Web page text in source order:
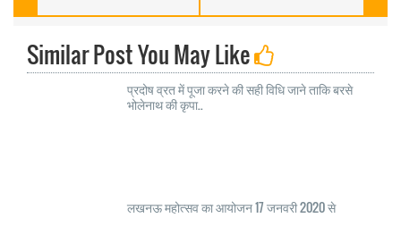
Similar Post You May Like
प्रदोष व्रत में पूजा करने की सही विधि जाने ताकि बरसे
भोलेनाथ की कृपा..
लखनऊ महोत्सव का आयोजन 17 जनवरी 2020 से